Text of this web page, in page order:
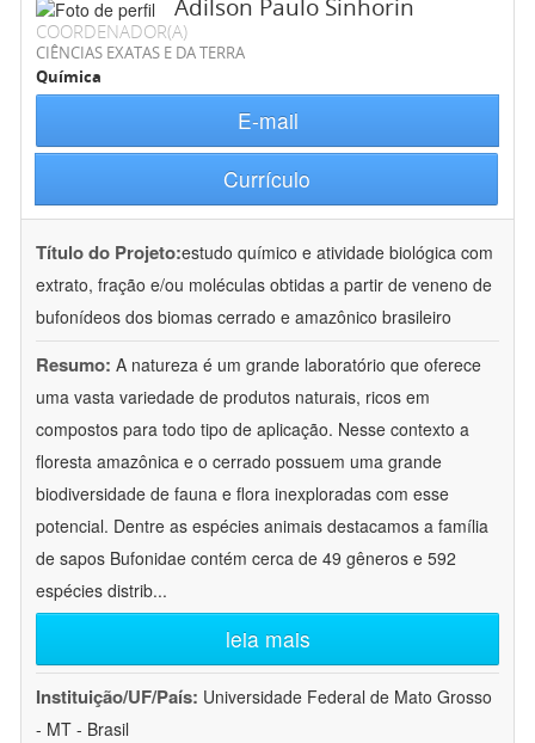
Adilson Paulo Sinhorin
COORDENADOR(A)
CIÊNCIAS EXATAS E DA TERRA
Química
E-mail
Currículo
Título do Projeto:estudo químico e atividade biológica com
extrato, fração e/ou moléculas obtidas a partir de veneno de
bufonídeos dos biomas cerrado e amazônico brasileiro
Resumo: A natureza é um grande laboratório que oferece
uma vasta variedade de produtos naturais, ricos em
compostos para todo tipo de aplicação. Nesse contexto a
floresta amazônica e o cerrado possuem uma grande
biodiversidade de fauna e flora inexploradas com esse
potencial. Dentre as espécies animais destacamos a família
de sapos Bufonidae contém cerca de 49 gêneros e 592
espécies distrib...
leia mais
Instituição/UF/País: Universidade Federal de Mato Grosso
- MT - Brasil